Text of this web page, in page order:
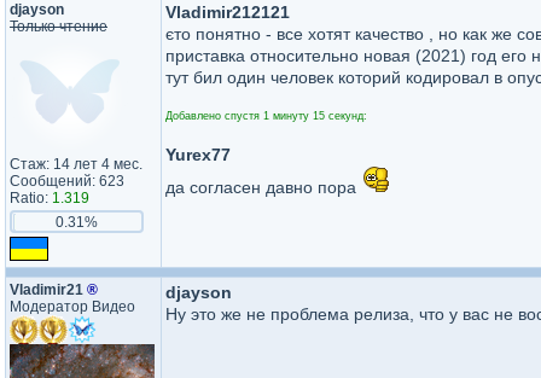
djayson
Только чтение
Стаж: 14 лет 4 мес.
Сообщений: 623
Ratio: 1.319
0.31%
Vladimir212121
єто понятно - все хотят качество , но как же
приставка относительно новая (2021) год его
тут бил один человек которий кодировал в
Добавлено спустя 1 минуту 15 секунд:
Yurex77
да согласен давно пора
Vladimir21 ®
Модератор Видео
djayson
Ну это же не проблема релиза, что у вас не